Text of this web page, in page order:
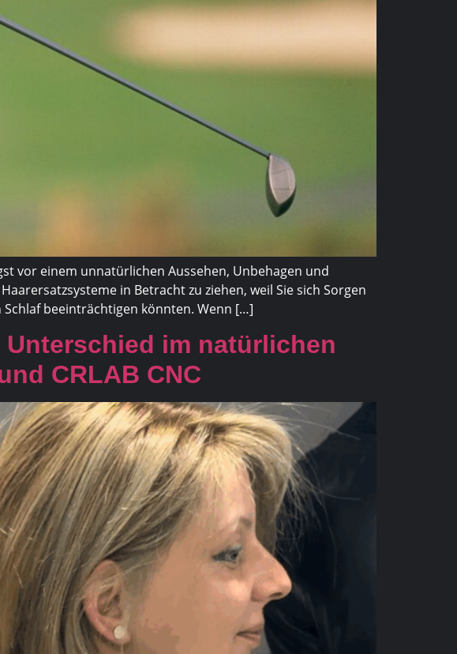
vor einem unnatürlichen Aussehen, Unbehagen und
in Betracht zu ziehen, weil Sie sich Sorgen
beeinträchtigen könnten. Wenn […]
im natürlichen
CRLAB CNC